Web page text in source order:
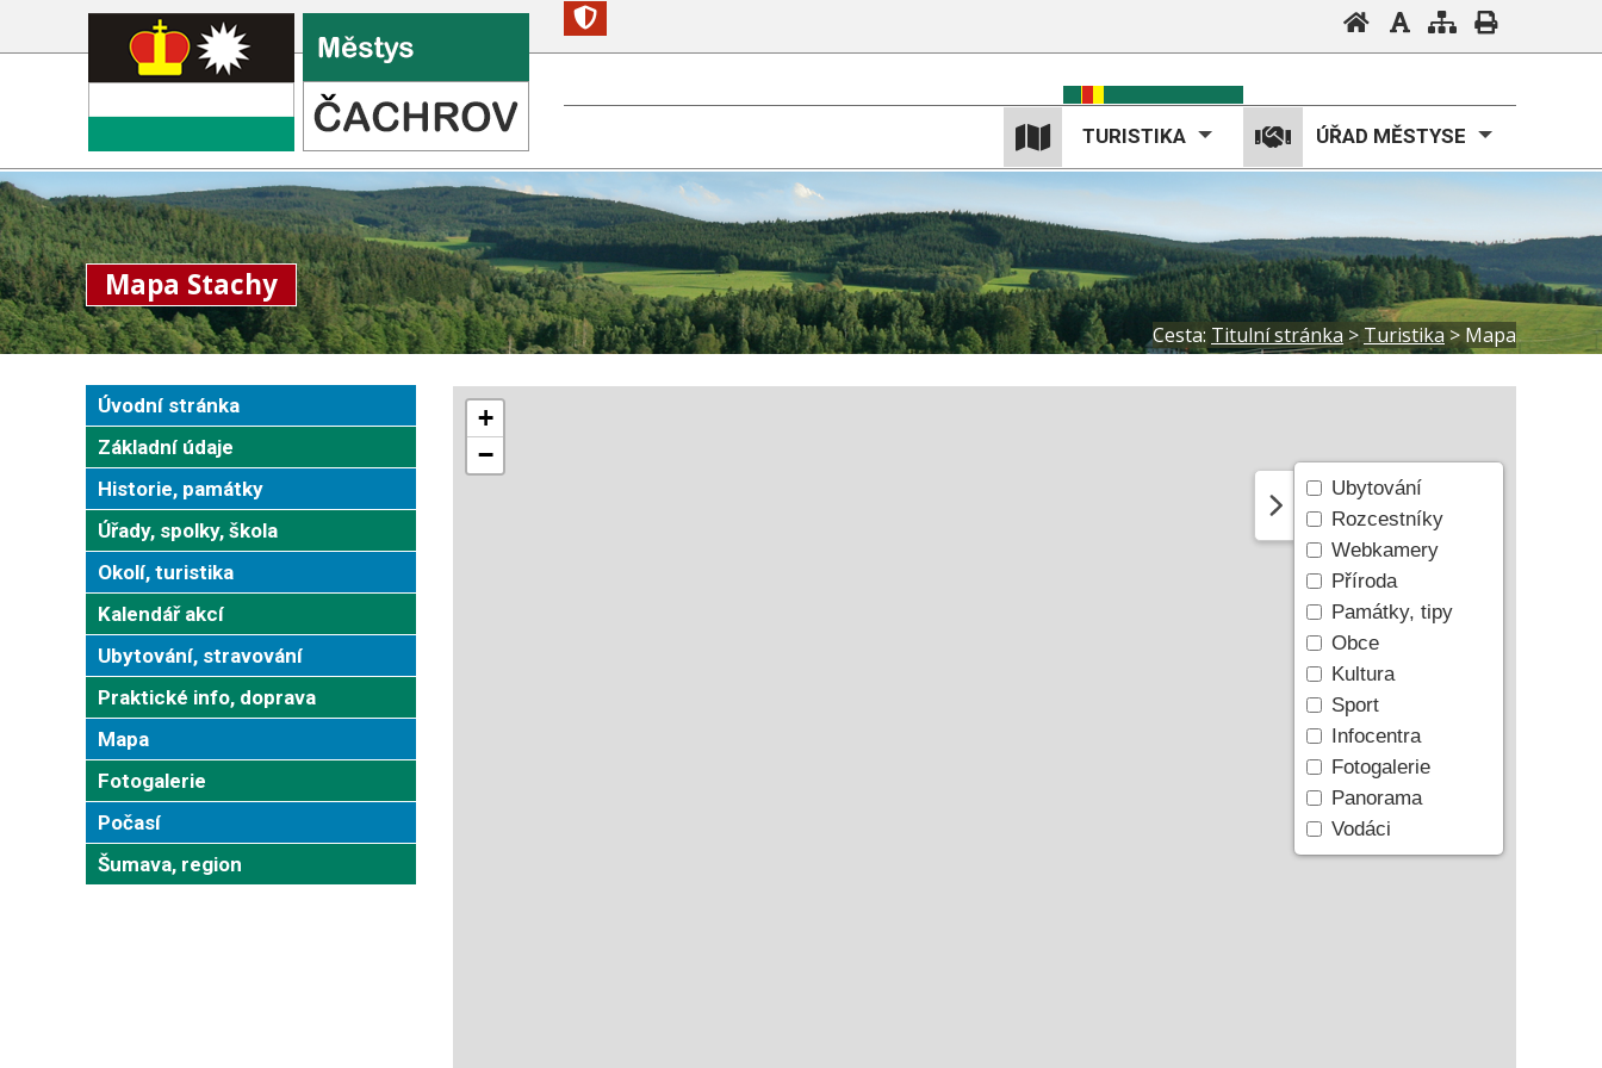
TURISTIKA ÚŘAD MĚSTYSE
Mapa Stachy
Cesta: Titulní stránka >Turistika > Mapa
Úvodní stránka
Základní údaje
Historie, památky
Úřady, spolky, škola
Okolí, turistika
Kalendář akcí
Ubytování, stravování
Praktické info, doprava
Mapa
Fotogalerie
Počasí
Šumava, region